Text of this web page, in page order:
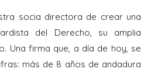
socia directora de crear una
del Derecho, su amplia
Una firma que, a día de hoy, se
más de 8 años de andadura